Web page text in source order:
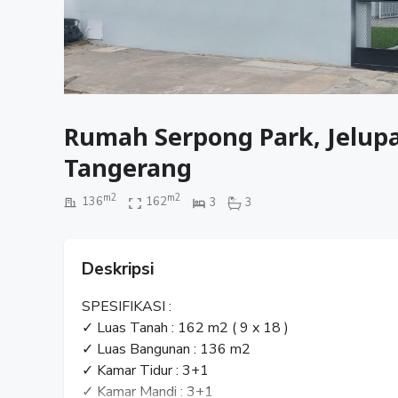
Rumah Serpong Park,
Tangerang
136m2 162m2 3 3
Deskripsi
SPESIFIKASI :
✓ Luas Tanah : 162 m2 ( 9 x 18 )
✓ Luas Bangunan : 136 m2
✓ Kamar Tidur : 3+1
✓ Kamar Mandi : 3+1